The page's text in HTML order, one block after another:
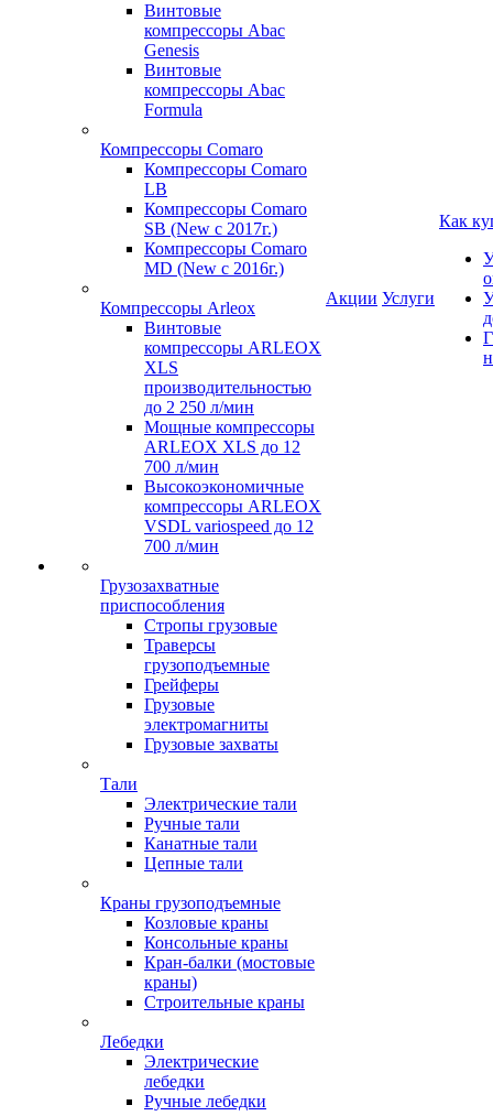
Винтовые
компрессоры Abac
Genesis
Винтовые
компрессоры Abac
Formula
Компрессоры Comaro
Компрессоры Comaro
LB
Компрессоры Comaro
SB (New с 2017г.)
Компрессоры Comaro
MD (New с 2016г.)
Компрессоры Arleox
Винтовые
компрессоры ARLEOX
XLS
производительностью
до 2 250 л/мин
Мощные компрессоры
ARLEOX XLS до 12
700 л/мин
Высокоэкономичные
компрессоры ARLEOX
VSDL variospeed до 12
700 л/мин
Грузозахватные
приспособления
Стропы грузовые
Траверсы
грузоподъемные
Грейферы
Грузовые
электромагниты
Грузовые захваты
Тали
Электрические тали
Ручные тали
Канатные тали
Цепные тали
Краны грузоподъемные
Козловые краны
Консольные краны
Кран-балки (мостовые
краны)
Строительные краны
Лебедки
Электрические
лебедки
Ручные лебедки
Акции Услуги
Как